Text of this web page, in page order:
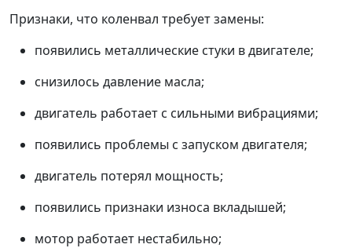
Признаки, что коленвал требует замены:
появились металлические стуки в двигателе;
снизилось давление масла;
двигатель работает с сильными вибрациями;
появились проблемы с запуском двигателя;
двигатель потерял мощность;
появились признаки износа вкладышей;
мотор работает нестабильно;